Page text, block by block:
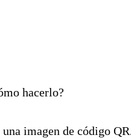
hacerlo?
imagen de código